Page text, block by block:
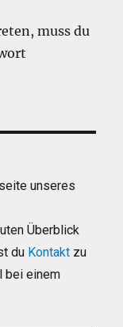
muss du
unseres
Überblick
du Kontakt zu
bei einem